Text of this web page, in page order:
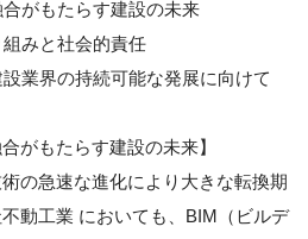
がもたらす建設の未来
みと社会的責任
業界の持続可能な発展に向けて
がもたらす建設の未来】
の急速な進化により大きな転換期
動工業 においても、BIM（ビルデ